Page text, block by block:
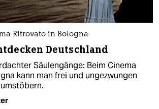
Ritrovato in Bologna
Deutschland
Säulengänge: Beim Cinema
kann man frei und ungezwungen